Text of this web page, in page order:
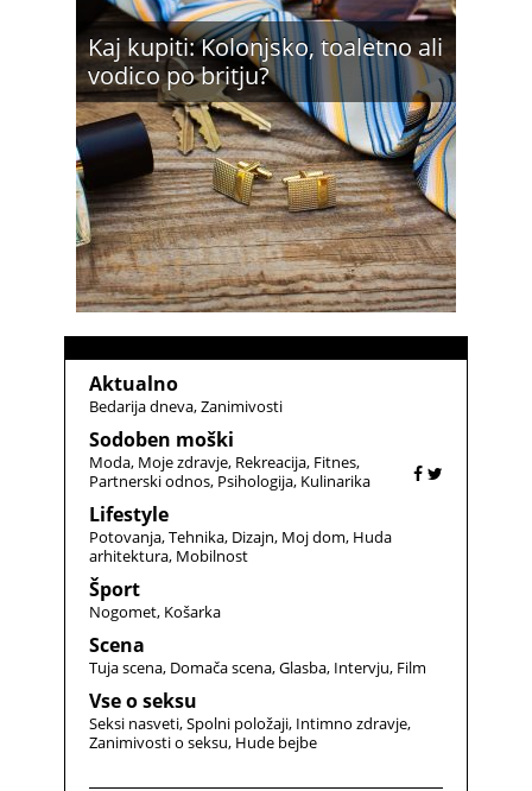
Kaj kupiti: Kolonjsko, toaletno ali
vodico po britju?
Aktualno
Bedarija dneva Zanimivosti
Sodoben moški
Moda Moje zdravje Rekreacija Fitnes
Partnerski odnos Psihologija Kulinarika
Lifestyle
Potovanja Tehnika Dizajn Moj dom Huda
arhitektura Mobilnost
Šport
Nogomet Košarka
Scena
Tuja scena Domača scena Glasba Intervju Film
Vse o seksu
Seksi nasveti Spolni položaji Intimno zdravje
Zanimivosti o seksu Hude bejbe